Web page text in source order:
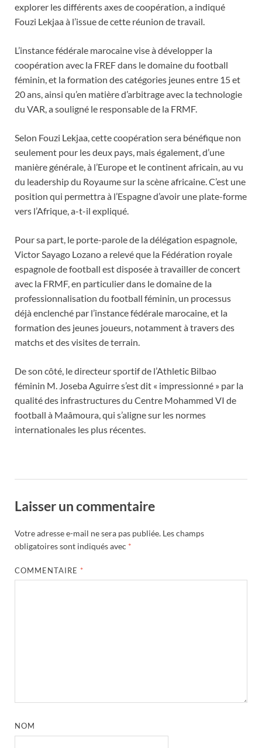
explorer les différents axes de coopération, a indiqué
Fouzi Lekjaa à l’issue de cette réunion de travail.
L’instance fédérale marocaine vise à développer la
coopération avec la FREF dans le domaine du football
féminin, et la formation des catégories jeunes entre 15 et
20 ans, ainsi qu’en matière d’arbitrage avec la technologie
du VAR, a souligné le responsable de la FRMF.
Selon Fouzi Lekjaa, cette coopération sera bénéfique non
seulement pour les deux pays, mais également, d’une
manière générale, à l’Europe et le continent africain, au vu
du leadership du Royaume sur la scène africaine. C’est une
position qui permettra à l’Espagne d’avoir une plate-forme
vers l’Afrique, a-t-il expliqué.
Pour sa part, le porte-parole de la délégation espagnole,
Victor Sayago Lozano a relevé que la Fédération royale
espagnole de football est disposée à travailler de concert
avec la FRMF, en particulier dans le domaine de la
professionnalisation du football féminin, un processus
déjà enclenché par l’instance fédérale marocaine, et la
formation des jeunes joueurs, notamment à travers des
matchs et des visites de terrain.
De son côté, le directeur sportif de l’Athletic Bilbao
féminin M. Joseba Aguirre s’est dit « impressionné » par la
qualité des infrastructures du Centre Mohammed VI de
football à Maâmoura, qui s’aligne sur les normes
internationales les plus récentes.
Laisser un commentaire
Votre adresse e-mail ne sera pas publiée. Les champs
obligatoires sont indiqués avec *
COMMENTAIRE *
NOM